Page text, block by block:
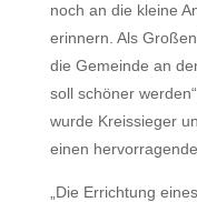
noch an die kleine
erinnern. Als
die Gemeinde an
soll schöner
wurde Kreissieger
einen
„Die Errichtung